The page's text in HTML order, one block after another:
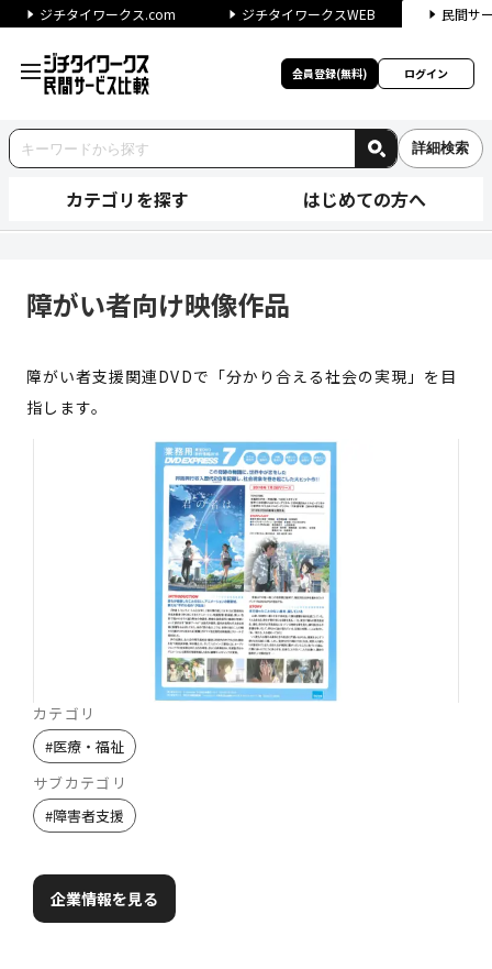
ジチタイワークス.com ジチタイワークスWEB 民間サ
会員登録(無料) ログイン
詳細検索
カテゴリを探す はじめての方へ
障がい者向け映像作品
障がい者支援関連DVDで「分かり合える社会の実現」を目
指します。
カテゴリ
#医療・福祉
サブカテゴリ
#障害者支援
企業情報を見る